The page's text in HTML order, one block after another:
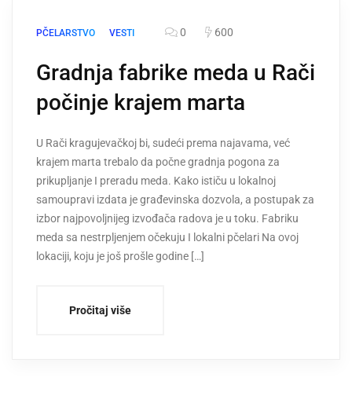
PČELARSTVO VESTI 0 600
Gradnja fabrike meda u Rači
počinje krajem marta
U Rači kragujevačkoj bi, sudeći prema najavama, već
krajem marta trebalo da počne gradnja pogona za
prikupljanje I preradu meda. Kako ističu u lokalnoj
samoupravi izdata je građevinska dozvola, a postupak za
izbor najpovoljnijeg izvođača radova je u toku. Fabriku
meda sa nestrpljenjem očekuju I lokalni pčelari Na ovoj
lokaciji, koju je još prošle godine […]
Pročitaj više